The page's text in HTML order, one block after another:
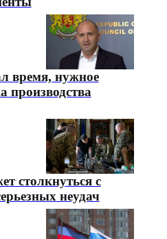
время, нужное
производства
столкнуться с
неудач